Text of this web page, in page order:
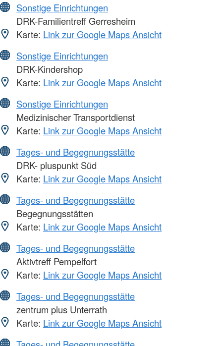
Sonstige Einrichtungen
DRK-Familientreff Gerresheim
Karte: Link zur Google Maps Ansicht
Sonstige Einrichtungen
DRK-Kindershop
Karte: Link zur Google Maps Ansicht
Sonstige Einrichtungen
Medizinischer Transportdienst
Karte: Link zur Google Maps Ansicht
Tages- und Begegnungsstätte
DRK- pluspunkt Süd
Karte: Link zur Google Maps Ansicht
Tages- und Begegnungsstätte
Begegnungsstätten
Karte: Link zur Google Maps Ansicht
Tages- und Begegnungsstätte
Aktivtreff Pempelfort
Karte: Link zur Google Maps Ansicht
Tages- und Begegnungsstätte
zentrum plus Unterrath
Karte: Link zur Google Maps Ansicht